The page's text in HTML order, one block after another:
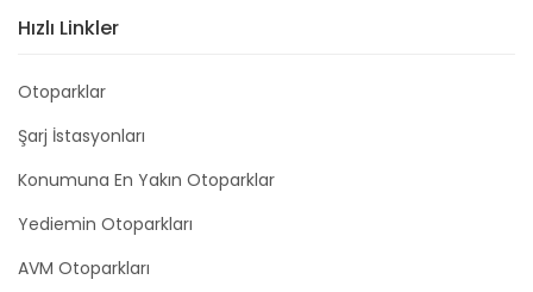
Hızlı Linkler
Otoparklar
Şarj İstasyonları
Konumuna En Yakın Otoparklar
Yediemin Otoparkları
AVM Otoparkları